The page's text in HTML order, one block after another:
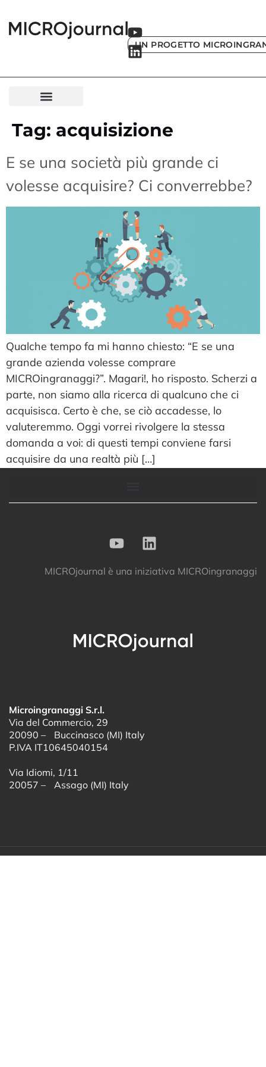
UN PROGETTO
Tag: acquisizione
E se una società più grande ci
volesse acquisire? Ci converrebbe?
Qualche tempo fa mi hanno chiesto: “E se una
grande azienda volesse comprare
MICROingranaggi?”. Magari!, ho risposto. Scherzi a
parte, non siamo alla ricerca di qualcuno che ci
acquisisca. Certo è che, se ciò accadesse, lo
valuteremmo. Oggi vorrei rivolgere la stessa
domanda a voi: di questi tempi conviene farsi
acquisire da una realtà più […]
MICROjournal è una iniziativa MICROingranaggi
Microingranaggi S.r.l.
Via del Commercio, 29
20090 – Buccinasco (MI) Italy
P.IVA IT10645040154
Via Idiomi, 1/11
20057 – Assago (MI) Italy